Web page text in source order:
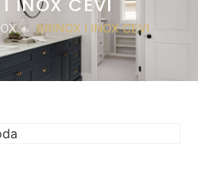
/ BRINOX I INOX CEVI